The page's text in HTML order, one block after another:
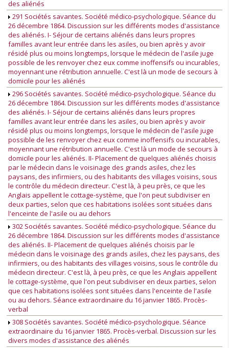
des aliénés
291 Sociétés savantes. Société médico-psychologique. Séance du
26 décembre 1864. Discussion sur les différents modes d'assistance
des aliénés. I- Séjour de certains aliénés dans leurs propres
familles avant leur entrée dans les asiles, ou bien après y avoir
résidé plus ou moins longtemps, lorsque le médecin de l'asile juge
possible de les renvoyer chez eux comme inoffensifs ou incurables,
moyennant une rétribution annuelle. C'est là un mode de secours à
domicile pour les aliénés
296 Sociétés savantes. Société médico-psychologique. Séance du
26 décembre 1864. Discussion sur les différents modes d'assistance
des aliénés. I- Séjour de certains aliénés dans leurs propres
familles avant leur entrée dans les asiles, ou bien après y avoir
résidé plus ou moins longtemps, lorsque le médecin de l'asile juge
possible de les renvoyer chez eux comme inoffensifs ou incurables,
moyennant une rétribution annuelle. C'est là un mode de secours à
domicile pour les aliénés. II- Placement de quelques aliénés choisis
par le médecin dans le voisinage des grands asiles, chez les
paysans, des infirmiers, ou des habitants des villages voisins, sous
le contrôle du médecin directeur. C'est là, à peu près, ce que les
Anglais appellent le cottage-système, que l'on peut subdiviser en
deux parties, selon que ces habitations isolées sont situées dans
l'enceinte de l'asile ou au dehors
302 Sociétés savantes. Société médico-psychologique. Séance du
26 décembre 1864. Discussion sur les différents modes d'assistance
des aliénés. II- Placement de quelques aliénés choisis par le
médecin dans le voisinage des grands asiles, chez les paysans, des
infirmiers, ou des habitants des villages voisins, sous le contrôle du
médecin directeur. C'est là, à peu près, ce que les Anglais appellent
le cottage-système, que l'on peut subdiviser en deux parties, selon
que ces habitations isolées sont situées dans l'enceinte de l'asile
ou au dehors. Séance extraordinaire du 16 janvier 1865. Procès-
verbal
308 Sociétés savantes. Société médico-psychologique. Séance
extraordinaire du 16 janvier 1865. Procès-verbal. Discussion sur les
divers modes d'assistance des aliénés